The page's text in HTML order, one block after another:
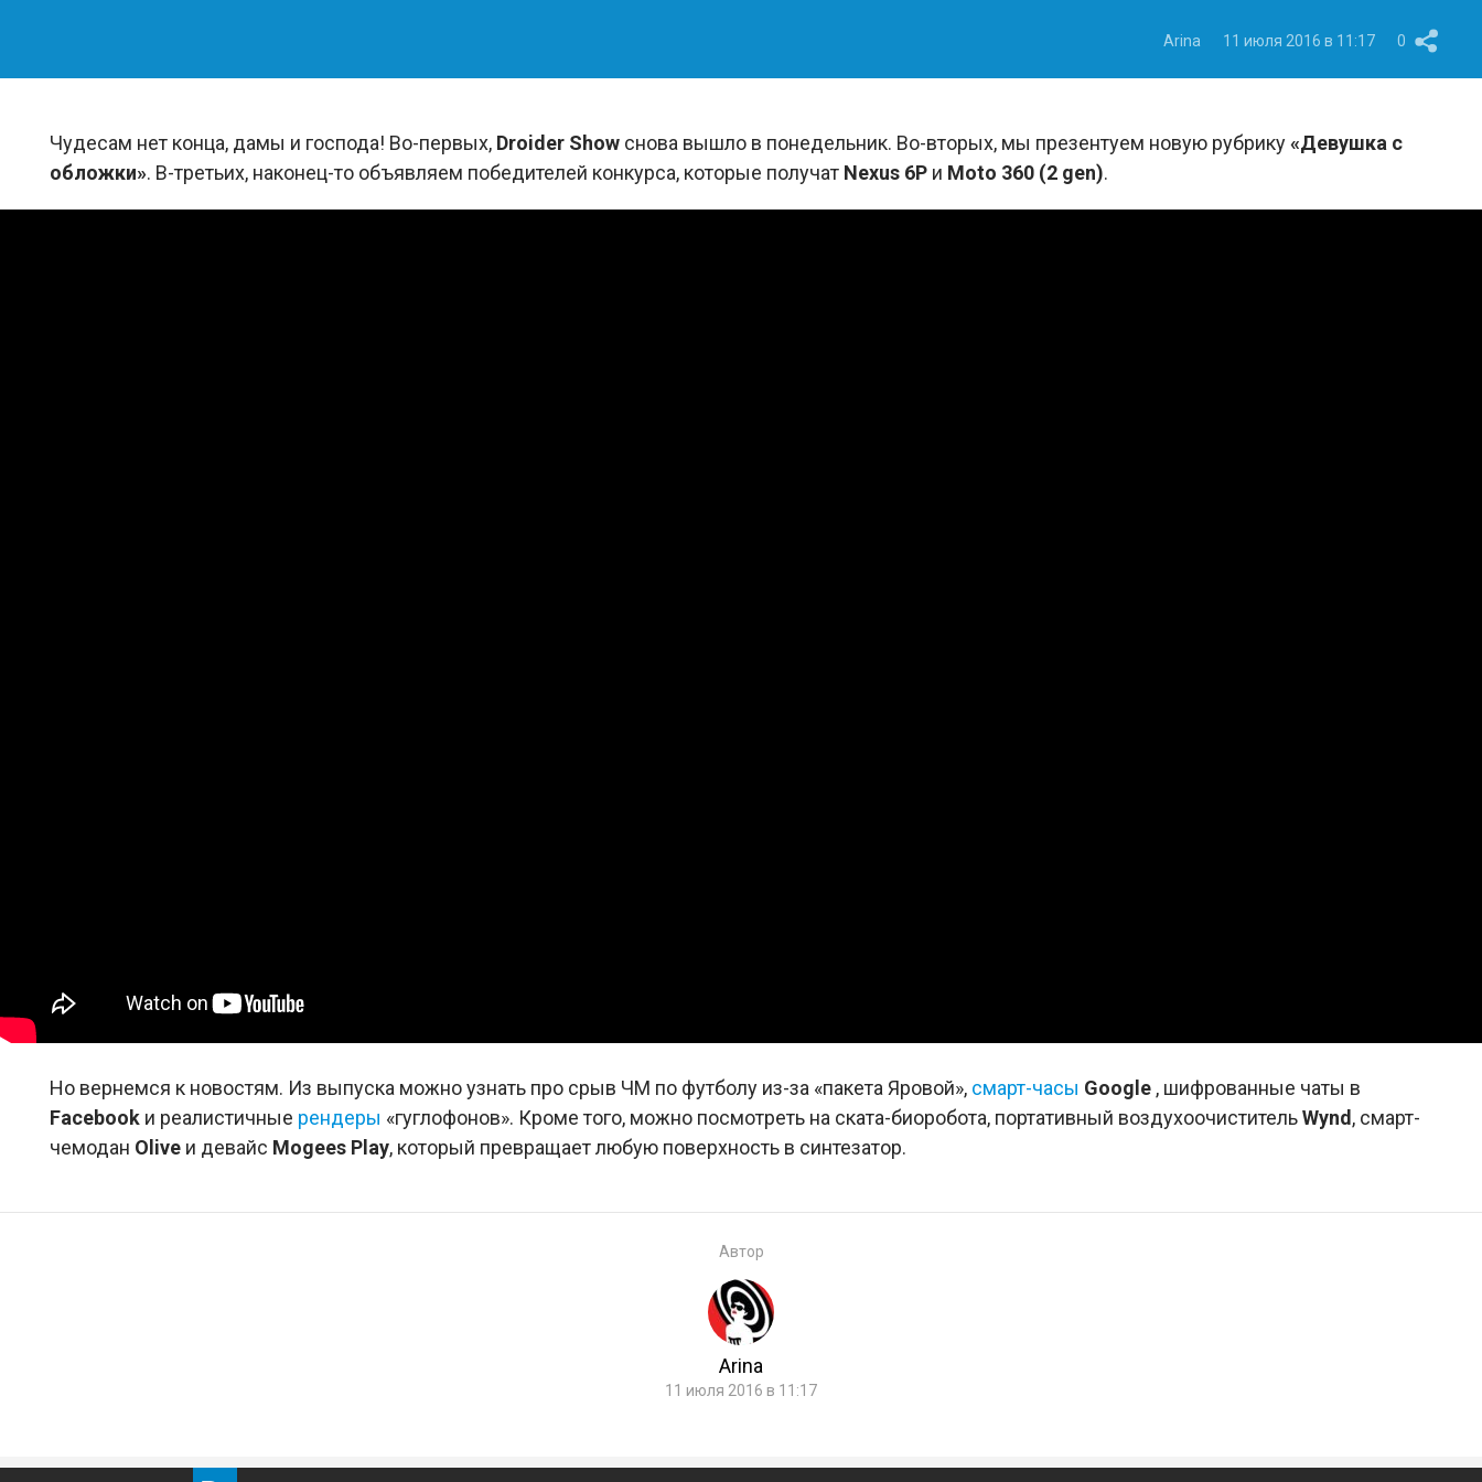
Arina 11 июля 2016 в 11:17 0
Чудесам нет конца, дамы и господа! Во-первых, Droider Show снова вышло в понедельник. Во-вторых, мы презентуем новую рубрику«Девушка с
обложки». В-третьих, наконец-то объявляем победителей конкурса, которые получат Nexus 6P и Moto 360 (2 gen).
Но вернемся к новостям. Из выпуска можно узнать про срыв ЧМ по футболу из-за «пакета Яровой», смарт-часы Google , шифрованные чаты в
Facebook и реалистичные рендеры «гуглофонов». Кроме того, можно посмотреть на ската-биоробота, портативный воздухоочистительWynd , смарт-
чемодан Olive и девайс Mogees Play, который превращает любую поверхность в синтезатор.
Автор
Arina
11 июля 2016 в 11:17